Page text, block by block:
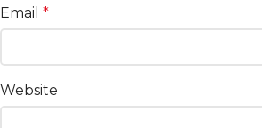
Email *
Website